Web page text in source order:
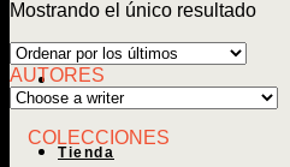
Tienda
Mostrando el único resultado
AUTORES
COLECCIONES